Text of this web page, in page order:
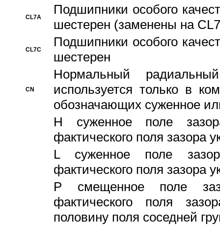
CL7A
Подшипники особого
шестерен (заменены на
CL7C
Подшипники особого
шестерен
CN
Hормальный
используется только в
обозначающих суженное
H суженное поле
фактического поля зазора
L суженное поле
фактического поля зазора
P смещенное поле
фактического поля
половину поля соседней